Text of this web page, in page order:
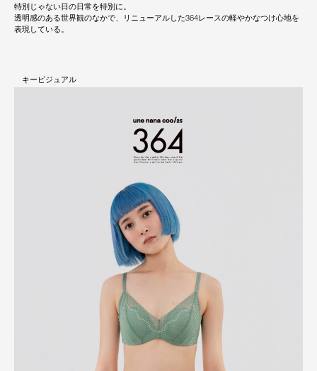
特別じゃない日の日常を特別に。
透明感のある世界観のなかで、リニューアルした364レースの軽やかなつけ心地を
表現している。
キービジュアル